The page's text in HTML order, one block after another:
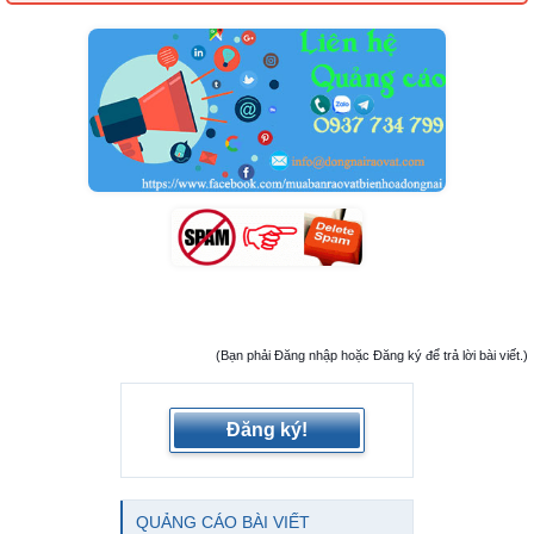
(Bạn phải Đăng nhập hoặc Đăng ký để trả lời bài viết.)
Đăng ký!
QUẢNG CÁO BÀI VIẾT